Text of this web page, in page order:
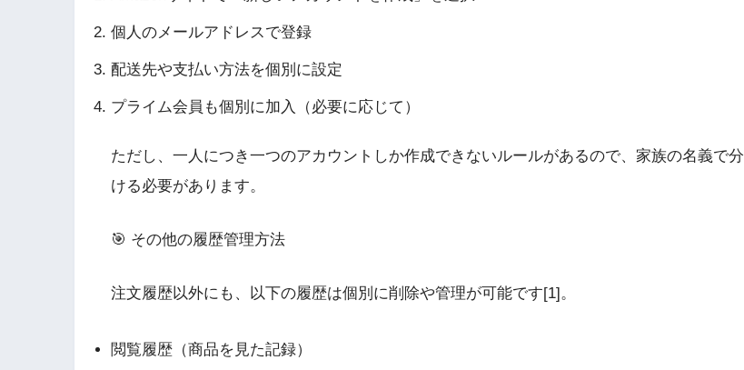
個人のメールアドレスで登録
配送先や支払い方法を個別に設定
プライム会員も個別に加入（必要に応じて）
ただし、一人につき一つのアカウントしか作成できないルールがあるので、家族の名義で分
ける必要があります。
🎯 その他の履歴管理方法
注文履歴以外にも、以下の履歴は個別に削除や管理が可能です[1]。
閲覧履歴（商品を見た記録）